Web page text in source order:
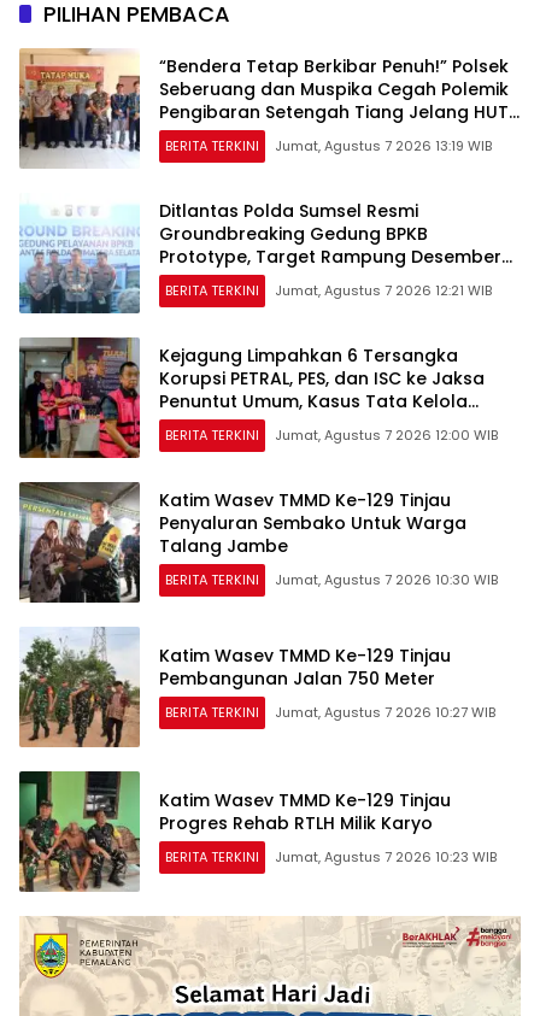
PILIHAN PEMBACA
“Bendera Tetap Berkibar Penuh!” Polsek
Seberuang dan Muspika Cegah Polemik
Pengibaran Setengah Tiang Jelang HUT
RI ke-81
BERITA TERKINI Jumat, Agustus 7 2026 13:19 WIB
Ditlantas Polda Sumsel Resmi
Groundbreaking Gedung BPKB
Prototype, Target Rampung Desember
2026
BERITA TERKINI Jumat, Agustus 7 2026 12:21 WIB
Kejagung Limpahkan 6 Tersangka
Korupsi PETRAL, PES, dan ISC ke Jaksa
Penuntut Umum, Kasus Tata Kelola
Minyak Masuk Tahap Penuntutan
BERITA TERKINI Jumat, Agustus 7 2026 12:00 WIB
Katim Wasev TMMD Ke-129 Tinjau
Penyaluran Sembako Untuk Warga
Talang Jambe
BERITA TERKINI Jumat, Agustus 7 2026 10:30 WIB
Katim Wasev TMMD Ke-129 Tinjau
Pembangunan Jalan 750 Meter
BERITA TERKINI Jumat, Agustus 7 2026 10:27 WIB
Katim Wasev TMMD Ke-129 Tinjau
Progres Rehab RTLH Milik Karyo
BERITA TERKINI Jumat, Agustus 7 2026 10:23 WIB